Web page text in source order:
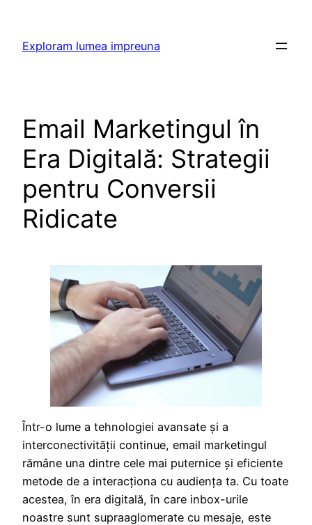
content
Exploram lumea impreuna
Email Marketingul în
Era Digitală: Strategii
pentru Conversii
Ridicate
Într-o lume a tehnologiei avansate și a
interconectivității continue, email marketingul
rămâne una dintre cele mai puternice și eficiente
metode de a interacționa cu audiența ta. Cu toate
acestea, în era digitală, în care inbox-urile
noastre sunt supraaglomerate cu mesaje, este